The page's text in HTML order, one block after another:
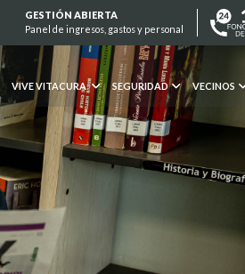
GESTIÓN ABIERTA
Panel de ingresos, gastos y personal
VIVE VITACURA SEGURIDAD VECINOS